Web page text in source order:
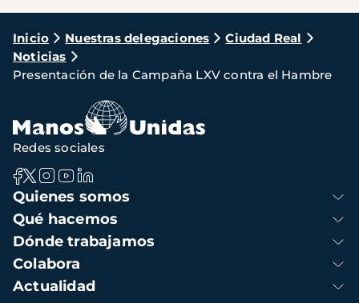
Ruta
de
navegación
Inicio Nuestras delegaciones
Ciudad Real
Noticias
Presentación de la Campaña LXV contra el Hambre
Navegación
principal
Quienes somos
Qué hacemos
Dónde trabajamos
Colabora
Actualidad
Redes sociales